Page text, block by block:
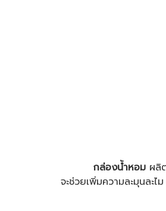
กล่องน้ำหอม ผลิ
จะช่วยเพิ่มความละมุนละ